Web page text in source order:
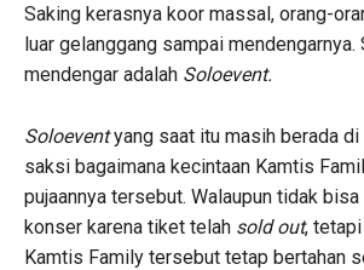
Saking kerasnya koor massal, orang-
luar gelanggang sampai mendengarnya.
mendengar adalah Soloevent.
Soloeventyang saat itu masih berada di
saksi bagaimana kecintaan Kamtis
pujaannya tersebut. Walaupun tidak
konser karena tiket telah sold out,
Kamtis Family tersebut tetap bertahan